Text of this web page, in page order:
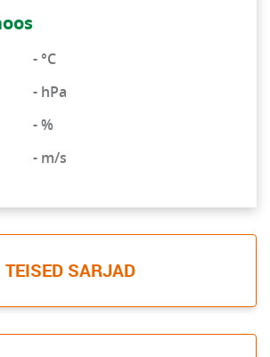
- °C
- hPa
- %
- m/s
TEISED SARJAD